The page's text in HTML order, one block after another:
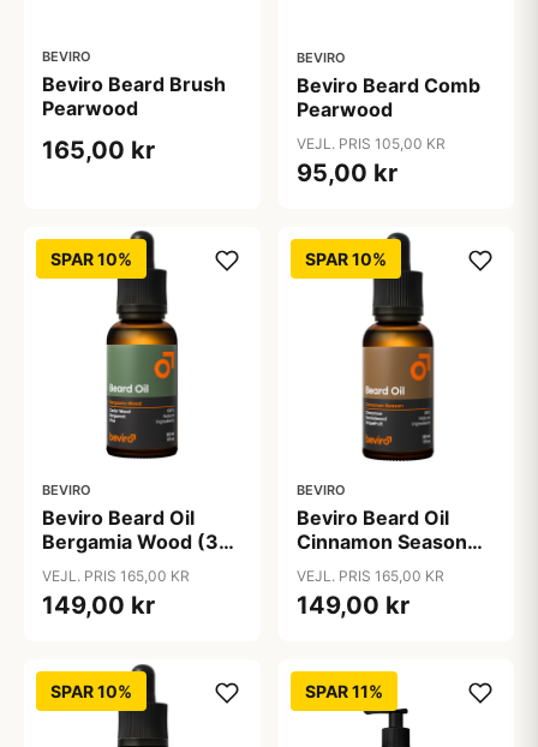
BEVIRO
Beviro Beard Brush
Pearwood
165,00 kr
BEVIRO
Beviro Beard Comb
Pearwood
VEJL. PRIS 105,00 KR
95,00 kr
SPAR 10%
BEVIRO
Beviro Beard Oil
Bergamia Wood (30
ml)
VEJL. PRIS 165,00 KR
149,00 kr
SPAR 10%
BEVIRO
Beviro Beard Oil
Cinnamon Season
(30 ml)
VEJL. PRIS 165,00 KR
149,00 kr
SPAR 10% SPAR 11%